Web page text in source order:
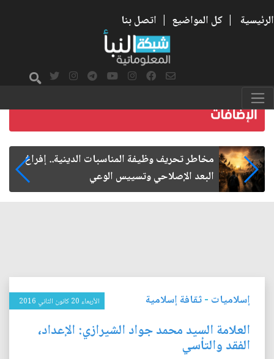
الرئيسية | كل المواضيع | اتصل بنا
زيارة الأربعين.. من الفاعلية المجتمعية إلى المواطنة
الفاعلة
إسلاميات -ثقافة إسلامية الأربعاء 20 كانون الثاني 2016
العلامة السيد محمد جواد الشيرازي: الإعداد،
الفقد والتأسي